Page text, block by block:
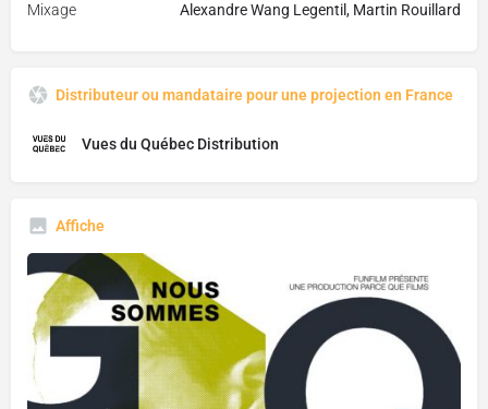
Mixage Alexandre Wang Legentil, Martin Rouillard
Distributeur ou mandataire pour une projection en France
Vues du Québec Distribution
Affiche